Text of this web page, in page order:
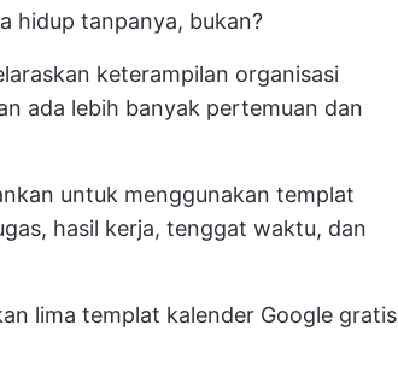
hidup tanpanya, bukan?
keterampilan organisasi
ada lebih banyak pertemuan dan
untuk menggunakan templat
hasil kerja, tenggat waktu, dan
lima templat kalender Google gratis